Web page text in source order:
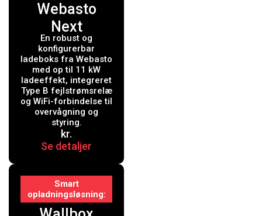
Webasto
Next
Ladeboks 11
kW Type 2
med 7 mtr.
kabel - Inkl.
WiFi, måler
og Type B
fejlstrømsrel
En robust og
konfigurerbar
ladeboks fra Webasto
med op til 11 kW
ladeeffekt, integreret
Type B fejlstrømsrelæ
og WiFi-forbindelse til
overvågning og
styring.
kr.
Se detaljer
Smart
opladningsløsning